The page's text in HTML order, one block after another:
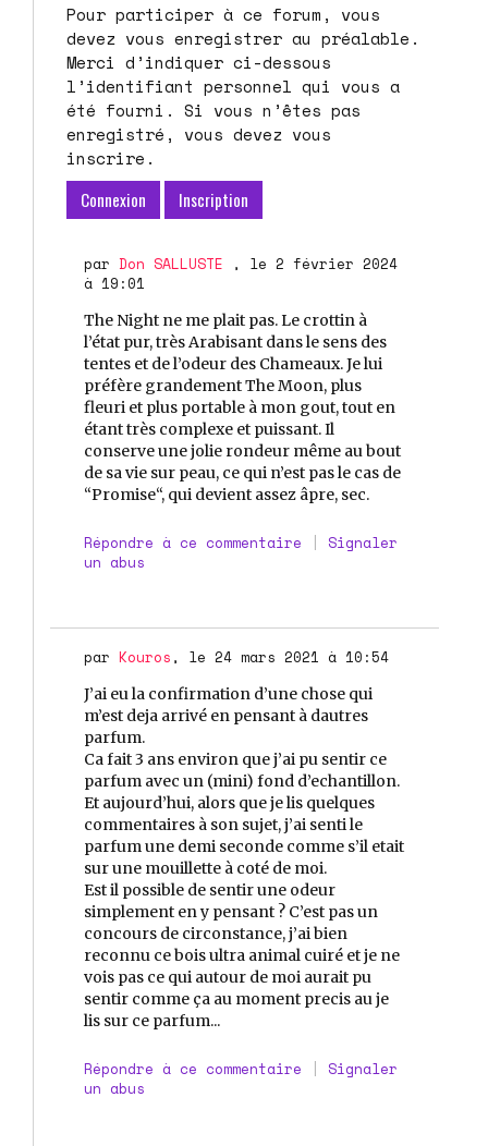
Pour participer à ce forum, vous
devez vous enregistrer au préalable.
Merci d’indiquer ci-dessous
l’identifiant personnel qui vous a
été fourni. Si vous n’êtes pas
enregistré, vous devez vous
inscrire.
Connexion
Inscription
par Don SALLUSTE , le 2 février 2024
à 19:01
The Night ne me plait pas. Le crottin à
l’état pur, très Arabisant dans le sens des
tentes et de l’odeur des Chameaux. Je lui
préfère grandement The Moon, plus
fleuri et plus portable à mon gout, tout en
étant très complexe et puissant. Il
conserve une jolie rondeur même au bout
de sa vie sur peau, ce qui n’est pas le cas de
“Promise“, qui devient assez âpre, sec.
Répondre à ce commentaire | Signaler
un abus
par Kouros , le 24 mars 2021 à 10:54
J’ai eu la confirmation d’une chose qui
m’est deja arrivé en pensant à dautres
parfum.
Ca fait 3 ans environ que j’ai pu sentir ce
parfum avec un (mini) fond d’echantillon.
Et aujourd’hui, alors que je lis quelques
commentaires à son sujet, j’ai senti le
parfum une demi seconde comme s’il etait
sur une mouillette à coté de moi.
Est il possible de sentir une odeur
simplement en y pensant ? C’est pas un
concours de circonstance, j’ai bien
reconnu ce bois ultra animal cuiré et je ne
vois pas ce qui autour de moi aurait pu
sentir comme ça au moment precis au je
lis sur ce parfum...
Répondre à ce commentaire | Signaler
un abus